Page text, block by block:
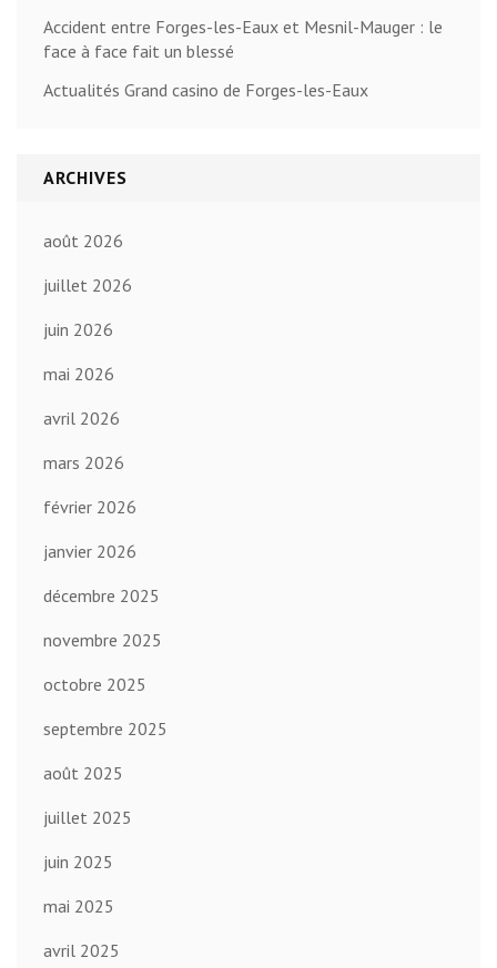
Accident entre Forges-les-Eaux et Mesnil-Mauger : le
face à face fait un blessé
Actualités Grand casino de Forges-les-Eaux
ARCHIVES
août 2026
juillet 2026
juin 2026
mai 2026
avril 2026
mars 2026
février 2026
janvier 2026
décembre 2025
novembre 2025
octobre 2025
septembre 2025
août 2025
juillet 2025
juin 2025
mai 2025
avril 2025